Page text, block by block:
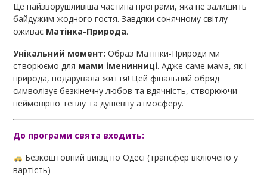
Це найзворушливіша частина програми, яка не залишить
байдужим жодного гостя. Завдяки сонячному світлу
оживає Матінка-Природа.
Унікальний момент: Образ Матінки-Природи ми
створюємо для мами іменинниці. Адже саме мама, як і
природа, подарувала життя! Цей фінальний обряд
символізує безкінечну любов та вдячність, створюючи
неймовірно теплу та душевну атмосферу.
До програми свята входить:
Безкоштовний виїзд по Одесі (трансфер включено у
вартість)